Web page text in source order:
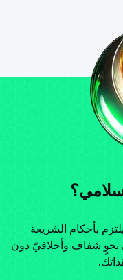
بأحكام الشريعة
نحوٍ شفاف وأخلاقيّ دون